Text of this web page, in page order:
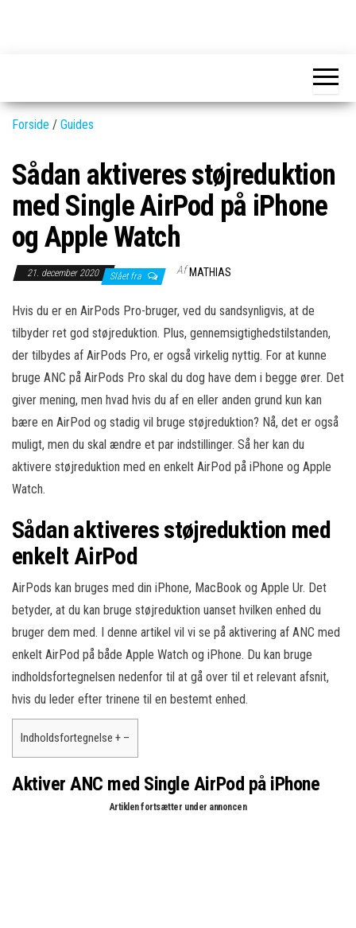
nyeste
Forside / Guides
Sådan aktiveres støjreduktion
med Single AirPod på iPhone
og Apple Watch
21. december 2020 Slået fra Af MATHIAS
Hvis du er en AirPods Pro-bruger, ved du sandsynligvis, at de
tilbyder ret god støjreduktion. Plus, gennemsigtighedstilstanden,
der tilbydes af AirPods Pro, er også virkelig nyttig. For at kunne
bruge ANC på AirPods Pro skal du dog have dem i begge ører. Det
giver mening, men hvad hvis du af en eller anden grund kun kan
bære en AirPod og stadig vil bruge støjreduktion? Nå, det er også
muligt, men du skal ændre et par indstillinger. Så her kan du
aktivere støjreduktion med en enkelt AirPod på iPhone og Apple
Watch.
Sådan aktiveres støjreduktion med
enkelt AirPod
AirPods kan bruges med din iPhone, MacBook og Apple Ur. Det
betyder, at du kan bruge støjreduktion uanset hvilken enhed du
bruger dem med. I denne artikel vil vi se på aktivering af ANC med
enkelt AirPod på både Apple Watch og iPhone. Du kan bruge
indholdsfortegnelsen nedenfor til at gå over til et relevant afsnit,
hvis du leder efter trinene til en bestemt enhed.
Indholdsfortegnelse + –
Aktiver ANC med Single AirPod på iPhone
Artiklen fortsætter under annoncen